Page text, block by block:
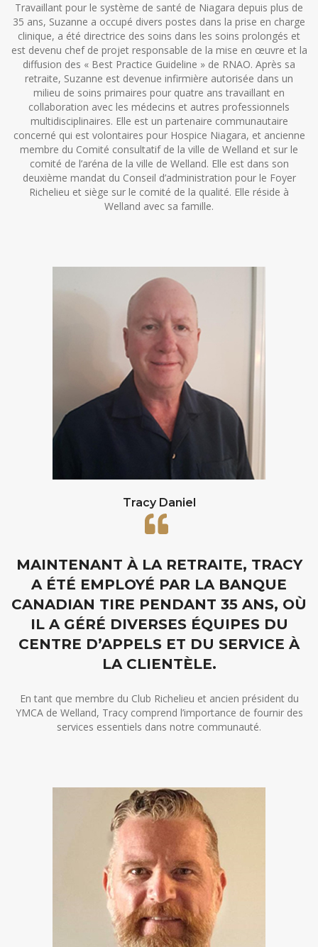
Travaillant pour le système de santé de Niagara depuis plus de
35 ans, Suzanne a occupé divers postes dans la prise en charge
clinique, a été directrice des soins dans les soins prolongés et
est devenu chef de projet responsable de la mise en œuvre et la
diffusion des « Best Practice Guideline » de RNAO. Après sa
retraite, Suzanne est devenue infirmière autorisée dans un
milieu de soins primaires pour quatre ans travaillant en
collaboration avec les médecins et autres professionnels
multidisciplinaires. Elle est un partenaire communautaire
concerné qui est volontaires pour Hospice Niagara, et ancienne
membre du Comité consultatif de la ville de Welland et sur le
comité de l’aréna de la ville de Welland. Elle est dans son
deuxième mandat du Conseil d’administration pour le Foyer
Richelieu et siège sur le comité de la qualité. Elle réside à
Welland avec sa famille.
Tracy Daniel
MAINTENANT À LA RETRAITE, TRACY
A ÉTÉ EMPLOYÉ PAR LA BANQUE
CANADIAN TIRE PENDANT 35 ANS, OÙ
IL A GÉRÉ DIVERSES ÉQUIPES DU
CENTRE D’APPELS ET DU SERVICE À
LA CLIENTÈLE.
En tant que membre du Club Richelieu et ancien président du
YMCA de Welland, Tracy comprend l’importance de fournir des
services essentiels dans notre communauté.